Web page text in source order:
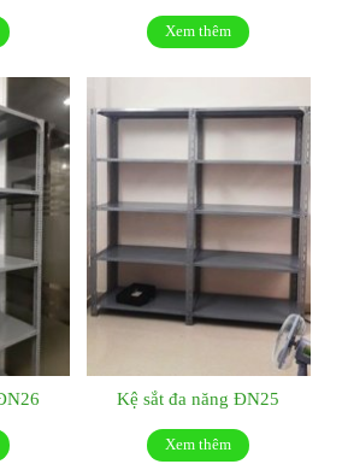
Xem thêm
Kệ sắt đa năng ĐN25
Xem thêm